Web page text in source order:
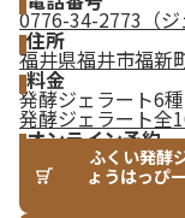
0776-34-2773（ジ
住所
福井県福井市福新
料金
発酵ジェラート6
発酵ジェラート全
オンライン予約
ふくい発酵
ょうはっぴ